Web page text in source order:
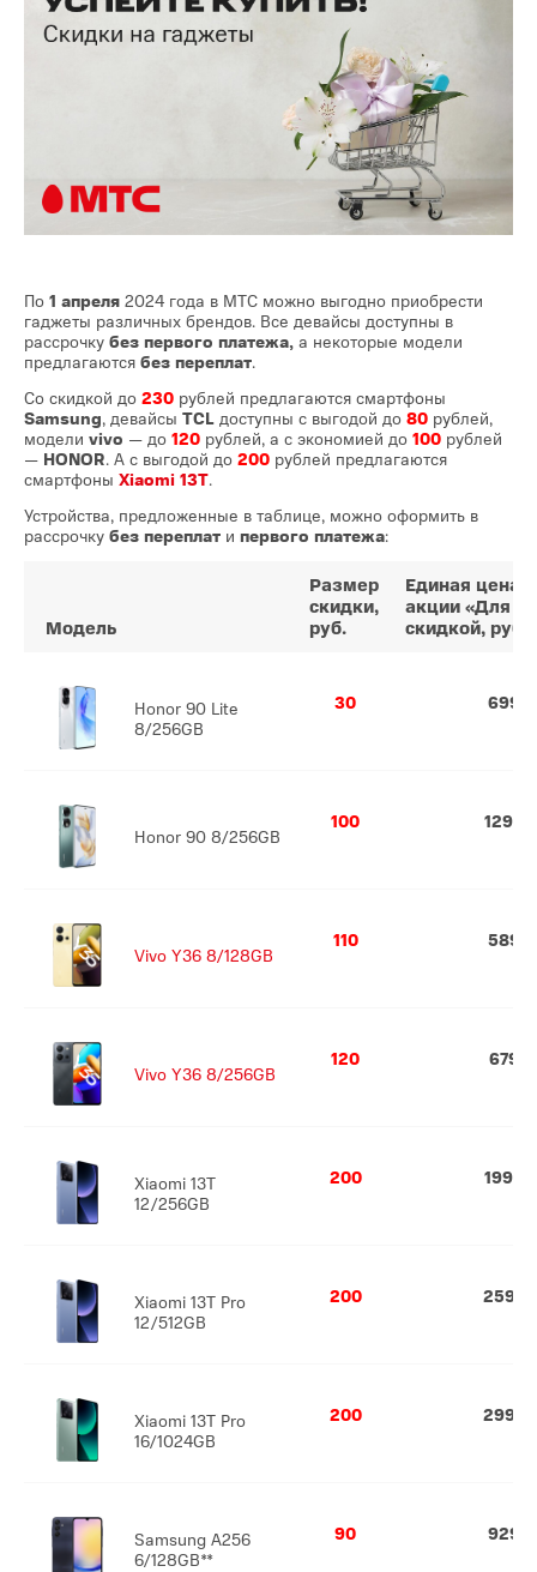
По 1 апреля 2024 года в МТС можно выгодно приобрести
гаджеты различных брендов. Все девайсы доступны в
рассрочку без первого платежа, а некоторые модели
предлагаются без переплат.
Со скидкой до 230 рублей предлагаются смартфоны
Samsung, девайсы TCL доступны с выгодой до 80 рублей,
модели vivo — до 120 рублей, а с экономией до 100 рублей
— HONOR. А с выгодой до 200 рублей предлагаются
смартфоны Xiaomi 13T.
Устройства, предложенные в таблице, можно оформить в
рассрочку без переплат и первого платежа:
Модель
Размер
скидки,
руб.
Единая цена
акции «Для
скидкой, руб.
Honor 90 Lite
8/256GB
30 699
Honor 90 8/256GB
100 1299
Vivo Y36 8/128GB
110 589
Vivo Y36 8/256GB
120 679
Xiaomi 13T
12/256GB
200 1999
Xiaomi 13T Pro
12/512GB
200 2599
Xiaomi 13T Pro
16/1024GB
200 2999
Samsung A256
6/128GB**
90 929